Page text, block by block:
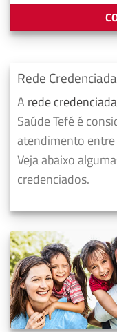
Rede
A rede credenciada
Saúde Tefé é
atendimento entre
Veja abaixo
credenciados.